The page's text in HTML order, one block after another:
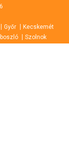
Győr
Kecskemét
Szolnok